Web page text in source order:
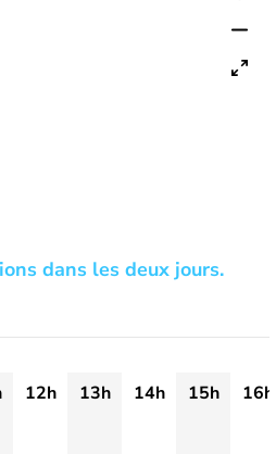
dans les deux jours.
12h 13h 14h 15h
16h